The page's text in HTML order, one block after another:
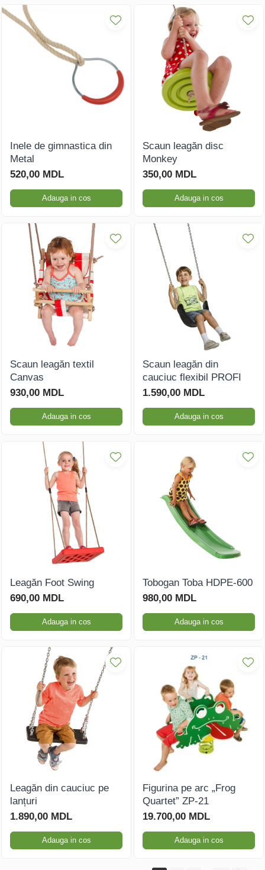
Inele de gimnastica din
Metal
520,00 MDL
Adauga in cos
Scaun leagăn disc
Monkey
350,00 MDL
Adauga in cos
Scaun leagăn textil
Canvas
930,00 MDL
Adauga in cos
Scaun leagăn din
cauciuc flexibil PROFI
1.590,00 MDL
Adauga in cos
Leagăn Foot Swing
690,00 MDL
Adauga in cos
Tobogan Toba HDPE-600
980,00 MDL
Adauga in cos
Leagăn din cauciuc pe
lanțuri
1.890,00 MDL
Adauga in cos
Figurina pe arc „Frog
Quartet” ZP-21
19.700,00 MDL
Adauga in cos